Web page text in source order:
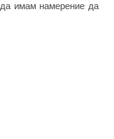
имам намерение да